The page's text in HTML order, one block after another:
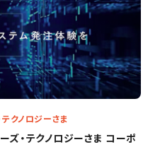
ズ・テクノロジーさま コーポ
クノロジーさま